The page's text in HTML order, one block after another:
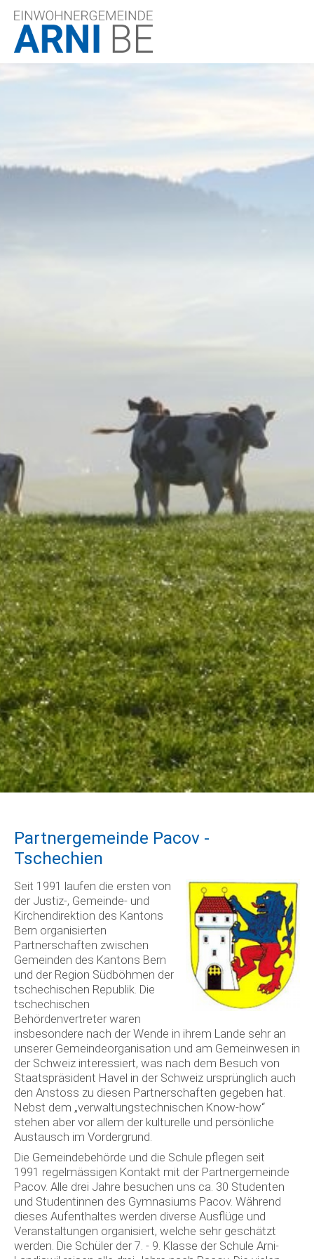
Partnergemeinde Pacov -
Tschechien
Seit 1991 laufen die ersten von
der Justiz-, Gemeinde- und
Kirchendirektion des Kantons
Bern organisierten
Partnerschaften zwischen
Gemeinden des Kantons Bern
und der Region Südböhmen der
tschechischen Republik. Die
tschechischen
Behördenvertreter waren
insbesondere nach der Wende in ihrem Lande sehr an
unserer Gemeindeorganisation und am Gemeinwesen in
der Schweiz interessiert, was nach dem Besuch von
Staatspräsident Havel in der Schweiz ursprünglich auch
den Anstoss zu diesen Partnerschaften gegeben hat.
Nebst dem „verwaltungstechnischen Know-how“
stehen aber vor allem der kulturelle und persönliche
Austausch im Vordergrund.
Die Gemeindebehörde und die Schule pflegen seit
1991 regelmässigen Kontakt mit der Partnergemeinde
Pacov. Alle drei Jahre besuchen uns ca. 30 Studenten
und Studentinnen des Gymnasiums Pacov. Während
dieses Aufenthaltes werden diverse Ausflüge und
Veranstaltungen organisiert, welche sehr geschätzt
werden. Die Schüler der 7. - 9. Klasse der Schule Arni-